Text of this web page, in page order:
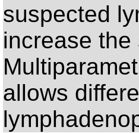
suspected
increase
allows